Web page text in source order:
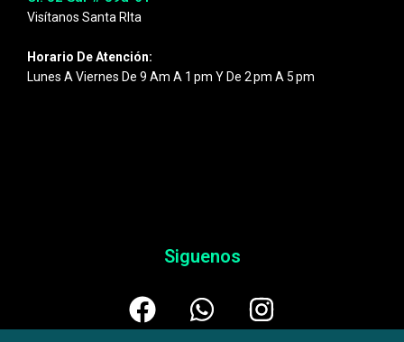
Visítanos Santa RIta
Horario De Atención:
Lunes A Viernes De 9 Am A 1 Pm Y De 2 Pm A 5 Pm
Siguenos